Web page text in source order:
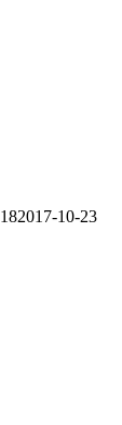
2017-10-23